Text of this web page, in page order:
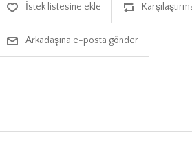
İstek listesine ekle
Arkadaşına e-posta gönder